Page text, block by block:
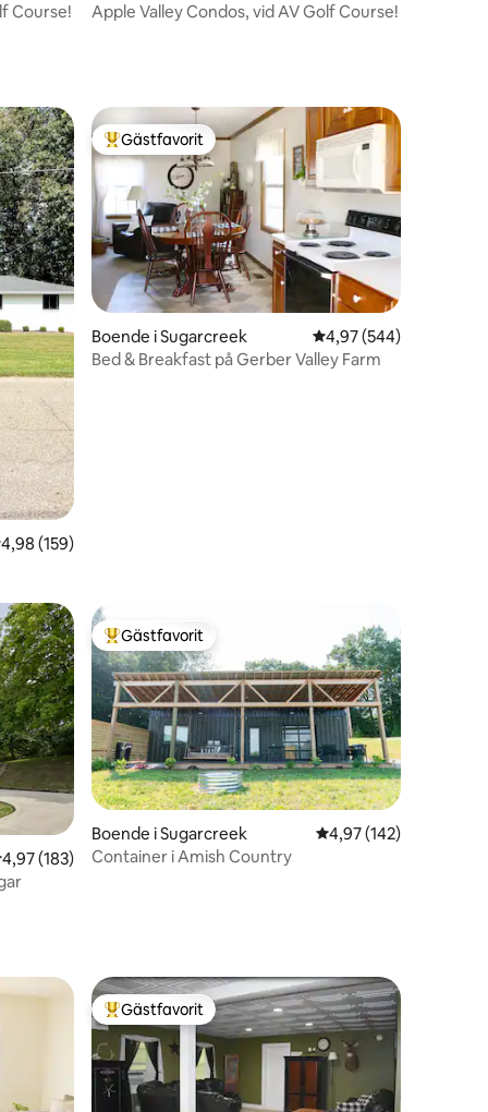
Course!
Apple Valley Condos, vid AV Golf Course!
av 5 i genomsnittligt betyg, 159 omdömen
4,98 (159)
Populär gästfavorit
Gästfavorit
Boende i Sugarcreek 4,97 av 5 i
4,97 (544)
Bed & Breakfast på Gerber Valley Farm
av 5 i genomsnittligt betyg, 183 omdömen
4,97 (183)
Populär gästfavorit
Gästfavorit
Boende i Sugarcreek 4,97 av 5 i
4,97 (142)
Container i Amish Country
Populär gästfavorit
Gästfavorit